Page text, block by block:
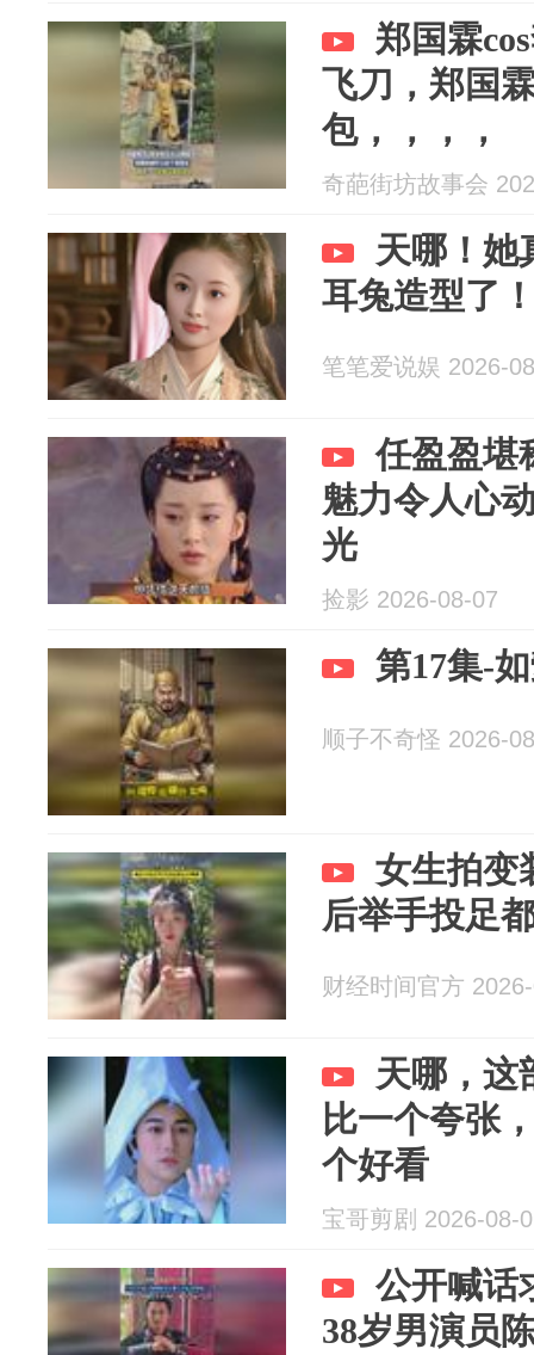
郑国霖
飞刀，郑国
包，，，，
奇葩街坊故事会
天哪！她
耳兔造型了
笔笔爱说娱 2026-
任盈盈堪
魅力令人心
光
捡影 2026-08-07
第17集-
顺子不奇怪 2026-
女生拍变
后举手投足
财经时间官方
天哪，这
比一个夸张
个好看
宝哥剪剧 2026-08-
公开喊话
38岁男演员